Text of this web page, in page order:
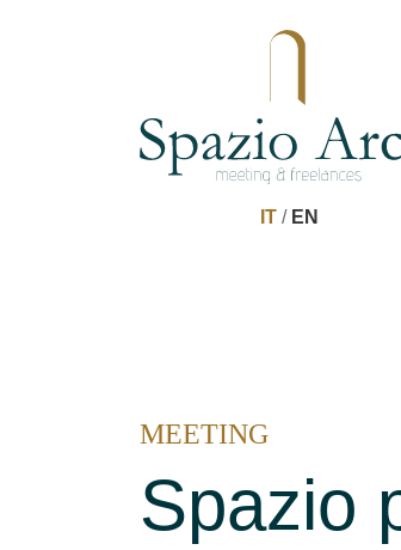
IT/ EN
MEETING
Spazio